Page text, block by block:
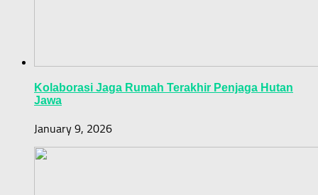
Kolaborasi Jaga Rumah Terakhir Penjaga Hutan
Jawa
January 9, 2026